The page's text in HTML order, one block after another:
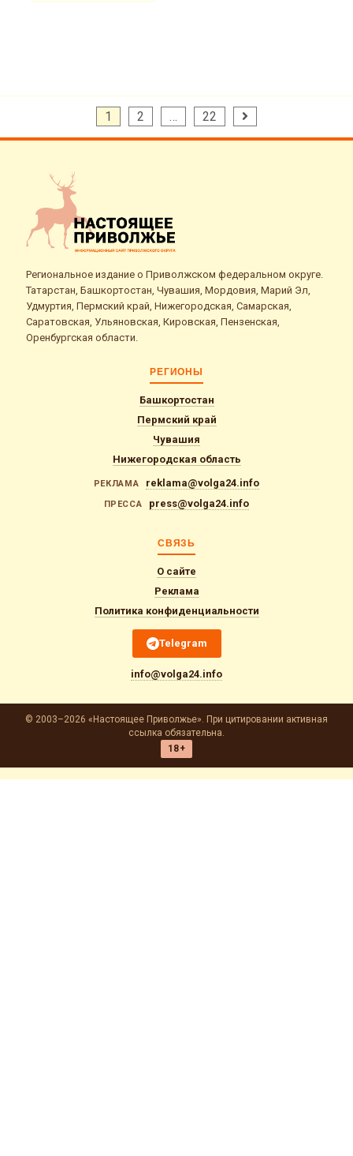
Пагинация
записей
1 2 … 22
Региональное издание о Приволжском федеральном округе.
Татарстан, Башкортостан, Чувашия, Мордовия, Марий Эл,
Удмуртия, Пермский край, Нижегородская, Самарская,
Саратовская, Ульяновская, Кировская, Пензенская,
Оренбургская области.
РЕГИОНЫ
Башкортостан
Пермский край
Чувашия
Нижегородская область
РЕКЛАМА reklama@volga24.info
ПРЕССА press@volga24.info
СВЯЗЬ
О сайте
Реклама
Политика конфиденциальности
Telegram
info@volga24.info
© 2003–2026 «Настоящее Приволжье». При цитировании активная
ссылка обязательна.
18+